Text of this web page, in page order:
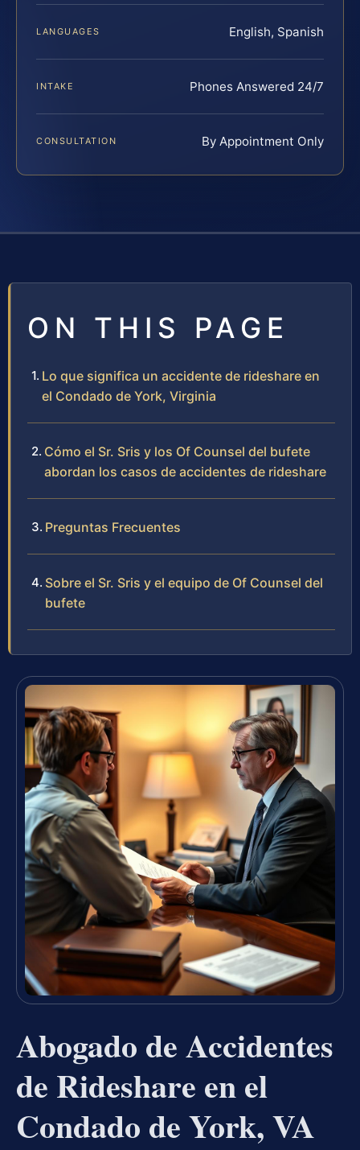
LANGUAGES English, Spanish
INTAKE Phones Answered 24/7
CONSULTATION By Appointment Only
ON THIS PAGE
Lo que significa un accidente de rideshare en
el Condado de York, Virginia
Cómo el Sr. Sris y los Of Counsel del bufete
abordan los casos de accidentes de rideshare
Preguntas Frecuentes
Sobre el Sr. Sris y el equipo de Of Counsel del
bufete
Abogado de Accidentes
de Rideshare en el
Condado de York, VA